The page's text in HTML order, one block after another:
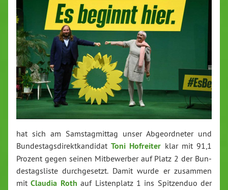
hat sich am Sams­tag­mit­tag unser Ab­ge­ord­ne­ter und
Bun­des­tags­di­rekt­kan­di­datToni Hofreiter klar mit 91,1
Prozent gegen seinen Mit­be­wer­ber auf Platz 2 der Bun­
des­tags­lis­te durch­ge­setzt. Damit wurde er zusammen
mitClaudia Roth auf Lis­ten­platz 1 ins Spit­zen­duo der